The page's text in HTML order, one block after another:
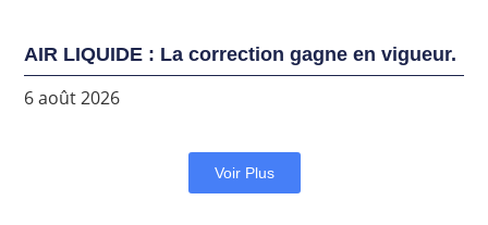
AIR LIQUIDE : La correction gagne en vigueur.
6 août 2026
Voir Plus